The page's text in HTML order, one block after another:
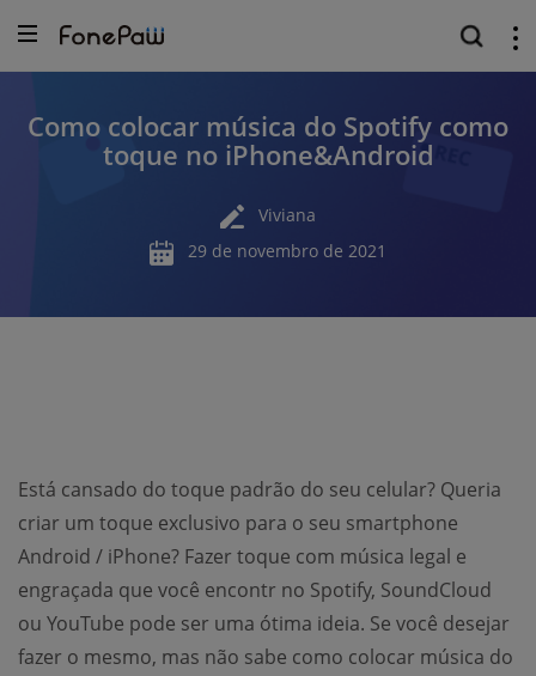
Como colocar música do Spotify como
toque no iPhone&Android
Viviana
29 de novembro de 2021
Está cansado do toque padrão do seu celular? Queria
criar um toque exclusivo para o seu smartphone
Android / iPhone? Fazer toque com música legal e
engraçada que você encontr no Spotify, SoundCloud
ou YouTube pode ser uma ótima ideia. Se você desejar
fazer o mesmo, mas não sabe como colocar música do